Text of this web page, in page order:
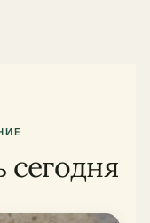
сегодня